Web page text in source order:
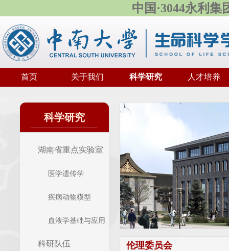
中国·3044永利
首页 关于我们 科学研究 人才培养
科学研究
湖南省重点实验室
医学遗传学
疾病动物模型
血液学基础与应用
科研队伍 伦理委员会